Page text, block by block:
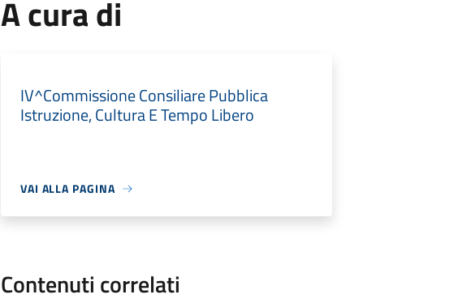
A cura di
IV^Commissione Consiliare Pubblica
Istruzione, Cultura E Tempo Libero
VAI ALLA PAGINA
Contenuti correlati